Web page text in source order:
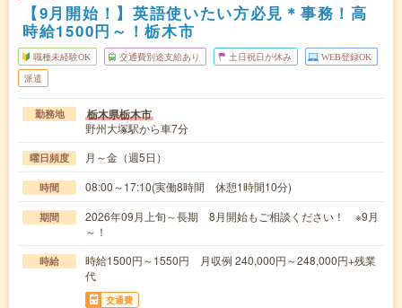
【9月開始！】英語使いたい方必見＊事務！高
時給1500円～！栃木市
職種未経験OK 交通費別途支給あり 土日祝日が休み WEB登録OK
派遣
勤務地 栃木県栃木市
野州大塚駅から車7分
曜日頻度 月～金（週5日）
時間 08:00～17:10(実働8時間 休憩1時間10分)
期間
2026年09月上旬～長期 8月開始もご相談ください！ ※9月
～！
時給
時給1500円～1550円 月収例 240,000円～248,000円+残業
代
交通費